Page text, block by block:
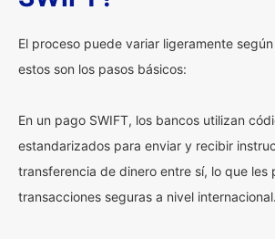
El proceso puede variar ligeramente
estos son los pasos básicos:
En un pago SWIFT, los bancos utilizan
estandarizados para enviar y recibir
transferencia de dinero entre sí, lo que les
transacciones seguras a nivel internacional.